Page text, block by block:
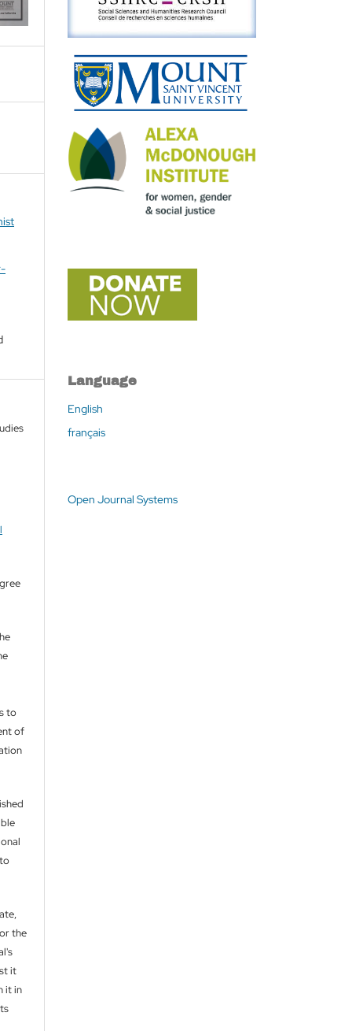
to
of
the
it
it in
Language
English
français
Open Journal Systems